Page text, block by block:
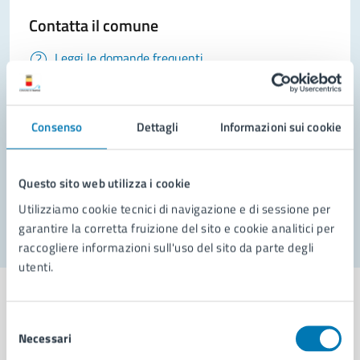
Consenso Dettagli Informazioni sui cookie
Questo sito web utilizza i cookie
Utilizziamo cookie tecnici di navigazione e di sessione per
garantire la corretta fruizione del sito e cookie analitici per
raccogliere informazioni sull'uso del sito da parte degli
utenti.
delNecessari
Contatta il comune
Leggi le domande frequenti
Prenota appuntamento